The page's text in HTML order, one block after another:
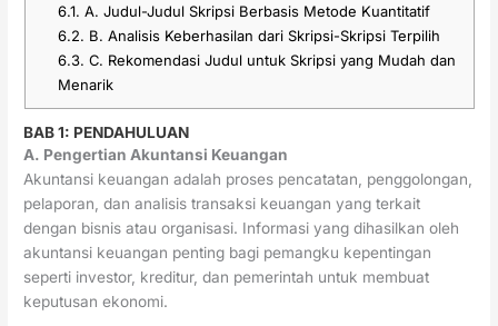
6.1. A. Judul-Judul Skripsi Berbasis Metode Kuantitatif
6.2. B. Analisis Keberhasilan dari Skripsi-Skripsi Terpilih
6.3. C. Rekomendasi Judul untuk Skripsi yang Mudah dan
Menarik
BAB 1: PENDAHULUAN
A. Pengertian Akuntansi Keuangan
Akuntansi keuangan adalah proses pencatatan, penggolongan,
pelaporan, dan analisis transaksi keuangan yang terkait
dengan bisnis atau organisasi. Informasi yang dihasilkan oleh
akuntansi keuangan penting bagi pemangku kepentingan
seperti investor, kreditur, dan pemerintah untuk membuat
keputusan ekonomi.